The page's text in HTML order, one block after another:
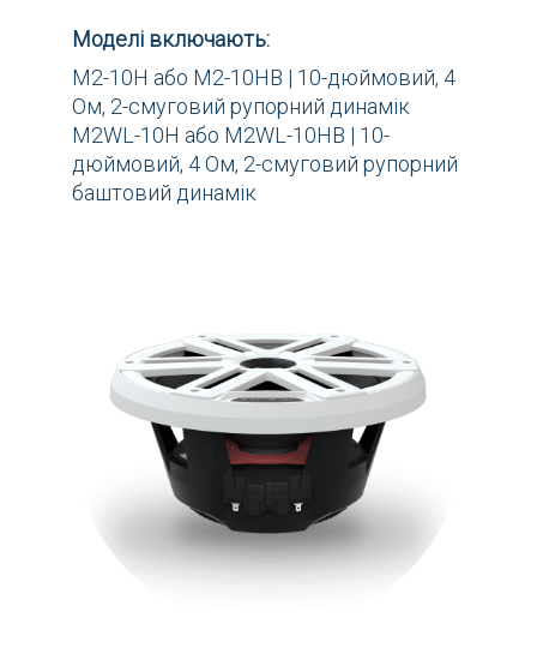
Моделі включають:
М2-10Н або М2-10НВ | 10-дюймовий, 4
Ом, 2-смуговий рупорний динамік
M2WL-10H або M2WL-10HB | 10-
дюймовий, 4 Ом, 2-смуговий рупорний
баштовий динамік